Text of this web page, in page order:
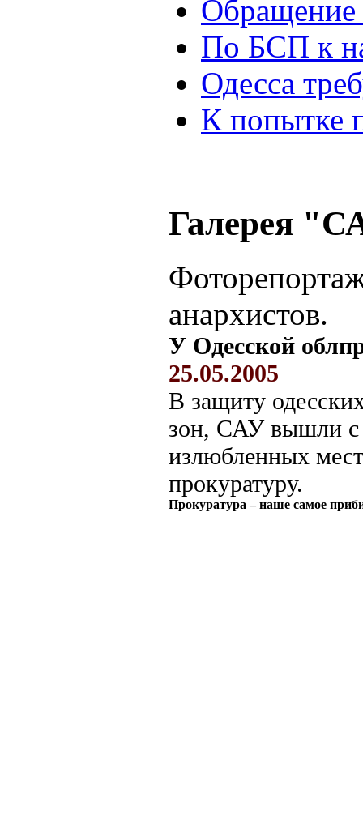
Обращение
По БСП к
Одесса
К попытке
Галерея
анархистов.
У Одесской
25.05.2005
В защиту
зон, САУ вышли с
излюбленных
прокуратуру.
Прокуратура – наше самое